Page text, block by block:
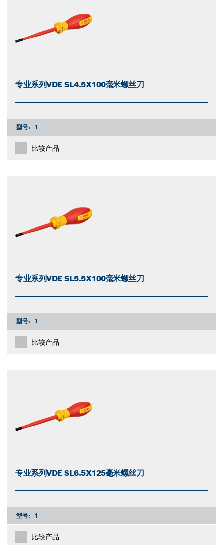
专业系列VDE SL4.5X100毫米螺丝刀
型号: 1
比较产品
专业系列VDE SL5.5X100毫米螺丝刀
型号: 1
比较产品
专业系列VDE SL6.5X125毫米螺丝刀
型号: 1
比较产品